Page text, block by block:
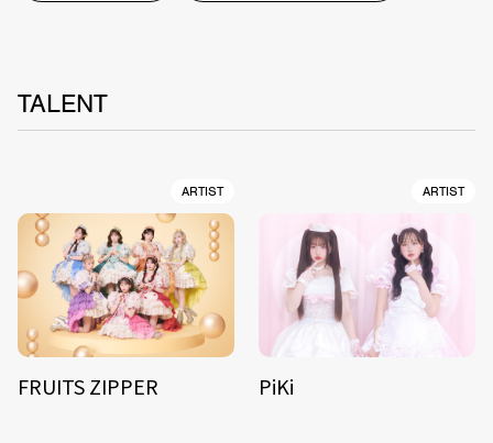
TALENT
ARTIST
FRUITS ZIPPER
ARTIST
PiKi